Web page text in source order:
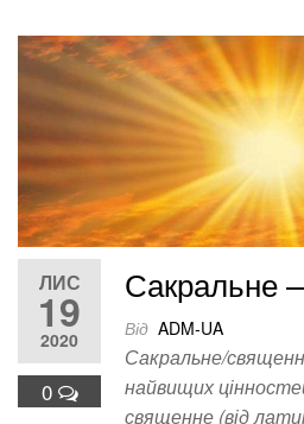
ЛИС
19
2020
0
Сакральне
Від ADM-UA
Сакральне/
найвищих
священне (від